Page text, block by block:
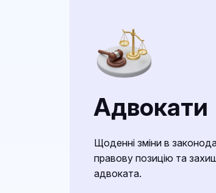
Адвокати
Щоденні зміни в
правову позицію та
адвоката.